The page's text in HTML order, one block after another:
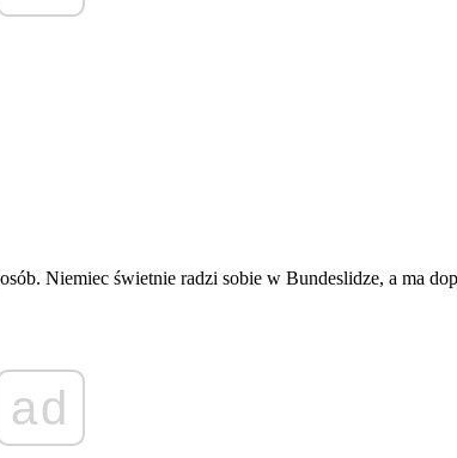
Niemiec świetnie radzi sobie w Bundeslidze, a ma
ad